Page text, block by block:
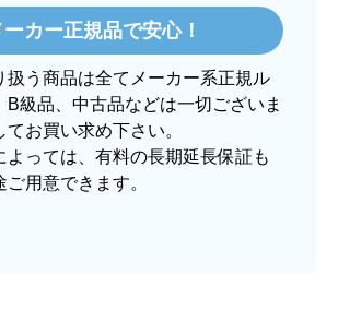
月24日 21:44
ムーズに注文できましたか？
連絡や対応は適切でしたか？
に商品が届きましたか？
ーカー正規品で安心！
扱う商品は全てメーカー系正規ル
B級品、中古品などは一切ございま
お買い求め下さい。
っては、有料の長期延長保証も
用意できます。